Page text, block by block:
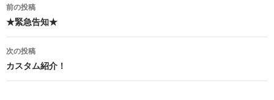
投
稿
ナ
前の投稿
★緊急告知★
次の投稿
カスタム紹介！